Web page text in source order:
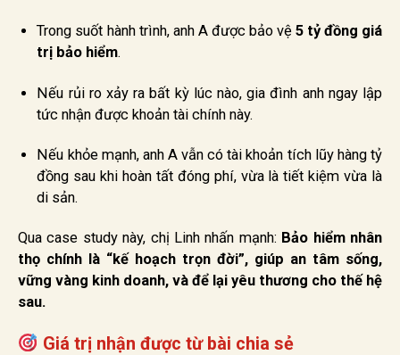
Trong suốt hành trình, anh A được bảo vệ 5 tỷ đồng giá
trị bảo hiểm.
Nếu rủi ro xảy ra bất kỳ lúc nào, gia đình anh ngay lập
tức nhận được khoản tài chính này.
Nếu khỏe mạnh, anh A vẫn có tài khoản tích lũy hàng tỷ
đồng sau khi hoàn tất đóng phí, vừa là tiết kiệm vừa là
di sản.
Qua case study này, chị Linh nhấn mạnh: Bảo hiểm nhân
thọ chính là “kế hoạch trọn đời”, giúp an tâm sống,
vững vàng kinh doanh, và để lại yêu thương cho thế hệ
sau.
Giá trị nhận được từ bài chia sẻ